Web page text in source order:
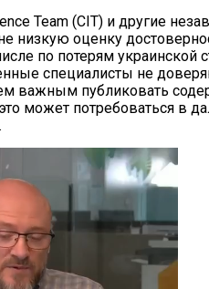
Team (CIT) и другие
низкую оценку
по потерям украинской
специалисты не
важным публиковать
может потребоваться в